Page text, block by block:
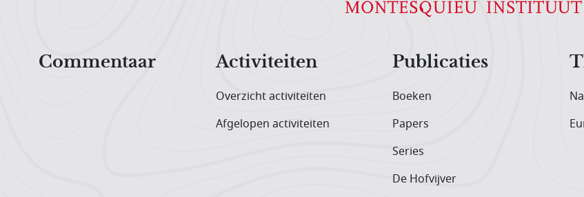
Commentaar
Activiteiten
Overzicht activiteiten
Afgelopen activiteiten
Publicaties
Boeken
Papers
Series
De Hofvijver